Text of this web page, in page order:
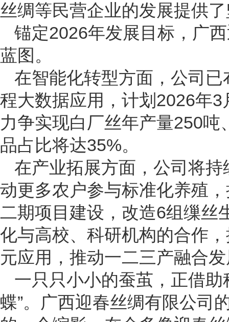
丝绸等民营企业的发展提供
锚定2026年发展目标，广
蓝图。
在智能化转型方面，公司
程大数据应用，计划2026年
力争实现白厂丝年产量250
品占比将达35%。
在产业拓展方面，公司将
动更多农户参与标准化养殖
二期项目建设，改造6组缫丝
化与高校、科研机构的合作
元应用，推动一二三产融合
一只只小小的蚕茧，正借
蝶”。广西迎春丝绸有限公司